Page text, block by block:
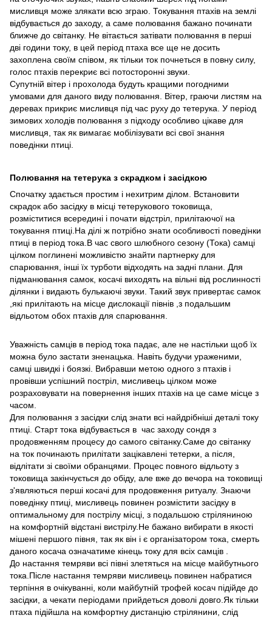
мисливця може злякати всю зграю. Токування птахів на землі
відбувається до заходу, а саме полювання бажано починати
ближче до світанку. Не вітається затівати полювання в перші
дві години току, в цей період птаха все ще не досить
захоплена своїм співом, як тільки ток почнеться в повну силу,
голос птахів перекриє всі потосторонні звуки.
Супутній вітер і прохолода будуть кращими погодними
умовами для даного виду полювання. Вітер, граючи листям на
деревах прикриє мисливця під час руху до тетерука. У період
зимових холодів полювання з підходу особливо цікаве для
мисливця, так як вимагає мобілізувати всі свої знання
поведінки птиці.
Полювання на тетерука з скрадком і засідкою
Спочатку здається простим і нехитрим ділом. Встановити
скрадок або засідку в місці тетерукового токовища,
розміститися всередині і почати відстріл, прилітаючої на
токування птиці.На ділі ж потрібно знати особливості поведінки
птиці в період тока.В час свого шлюбного сезону (Тока) самці
цілком поглинені можливістю знайти партнерку для
спарювання, інші їх турботи відходять на задні плани. Для
підманювання самок, косачі виходять на вільні від рослинності
ділянки і видають булькаючі звуки. Такий звук привертає самок
,які прилітають на місце дислокації півнів ,з подальшим
відльотом обох птахів для спарювання.
Уважність самців в період тока падає, але не настільки щоб їх
можна було застати зненацька. Навіть будучи ураженими,
самці швидкі і боязкі. Вибравши метою одного з птахів і
провівши успішний постріл, мисливець цілком може
розраховувати на повернення інших птахів на це саме місце з
часом.
Для полювання з засідки слід знати всі найдрібніші деталі току
птиці. Старт тока відбувається в час заходу сондя з
продовженням процесу до самого світанку.Саме до світанку
на ток починають прилітати зацікавлені тетерки, а після,
відлітати зі своїми обранцями. Процес повного відльоту з
токовища закінчується до обіду, але вже до вечора на токовищі
з'являються перші косачі для продовження ритуалу. Знаючи
поведінку птиці, мисливець повинен розмістити засідку в
оптимальному для пострілу місці, з подальшою стріляниною
на комфортній відстані вистрілу.Не бажано вибирати в якості
мішені першого півня, так як він і є організатором тока, смерть
даного косача означатиме кінець току для всіх самців .
До настання темряви всі півні злетяться на місце майбутнього
тока.Післе настання темряви мисливець повинен набратися
терпіння в очікуванні, коли майбутній трофей косач підійде до
засідки, а чекати періодами прийдеться доволі довго.Як тільки
птаха підійшла на комфортну дистанцію стрілянини, слід